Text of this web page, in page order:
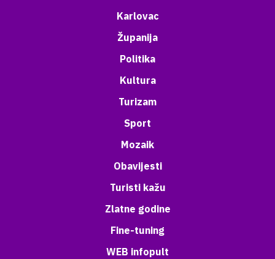
Karlovac
Županija
Politika
Kultura
Turizam
Sport
Mozaik
Obavijesti
Turisti kažu
Zlatne godine
Fine-tuning
WEB infopult